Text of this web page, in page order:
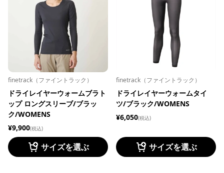
finetrack（ファイントラック）
ドライレイヤーウォームブラト
ップ ロングスリーブ/ブラッ
ク/WOMENS
¥9,900(税込)
サイズを選ぶ
finetrack（ファイントラック）
ドライレイヤーウォームタイ
ツ/ブラック/WOMENS
¥6,050(税込)
サイズを選ぶ